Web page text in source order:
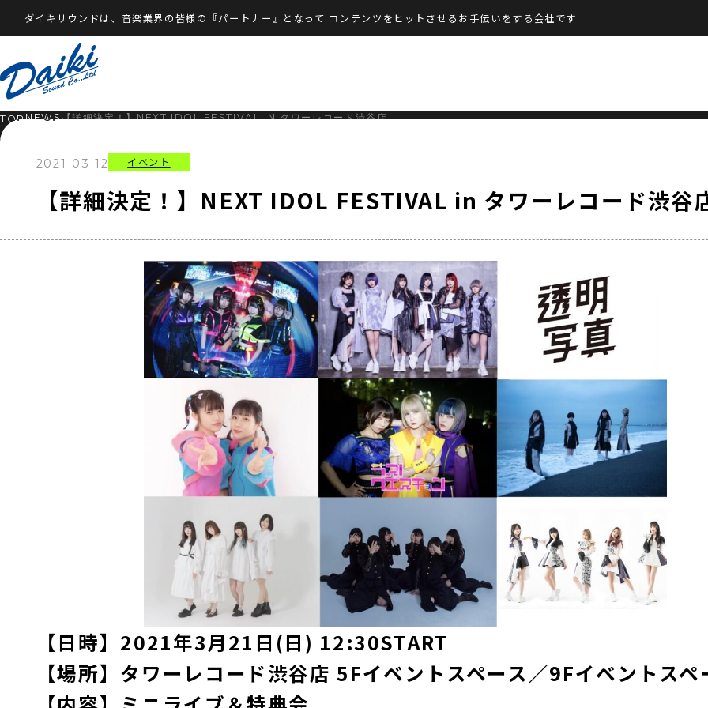
ダイキサウンドは、音楽業界の皆様の『パートナー』となって コンテンツをヒットさせるお手伝いをする会社です
TOPNEWS【詳細決定！】NEXT IDOL FESTIVAL IN タワーレコード渋谷店
2021-03-12 イベント
【詳細決定！】NEXT IDOL FESTIVAL in タワーレコード渋谷
【日時】2021年3月21日(日) 12:30START
【場所】タワーレコード渋谷店 5Fイベントスペース／9Fイベントスペ